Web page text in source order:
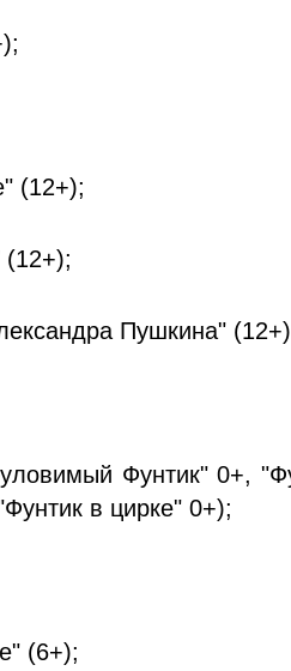
(12+);
(12+);
Пушкина"
Фунтик" 0+,
в цирке" 0+);
(6+);